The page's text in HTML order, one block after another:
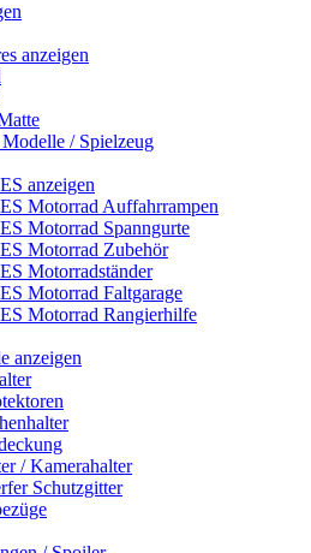
anzeigen
/ Spielzeug
anzeigen
Motorrad Auffahrrampen
Motorrad Spanngurte
Motorrad Zubehör
Motorradständer
Motorrad Faltgarage
Motorrad Rangierhilfe
anzeigen
/ Kamerahalter
Schutzgitter